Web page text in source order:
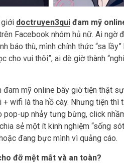
giới doctruyen3qui đam mỹ
Facebook nhóm hủ nữ. Ai ngờ
báo thù, mình chính thức “sa
cho vui thôi”, ai dè giờ thành
mỹ online bây giờ tiện thật
wifi là tha hồ cày. Nhưng tiện thì
pop-up nhảy tưng bừng, click
sẻ một ít kinh nghiệm “sống
đang bực mình vì quảng cáo.
đỡ mệt mắt và an toàn?